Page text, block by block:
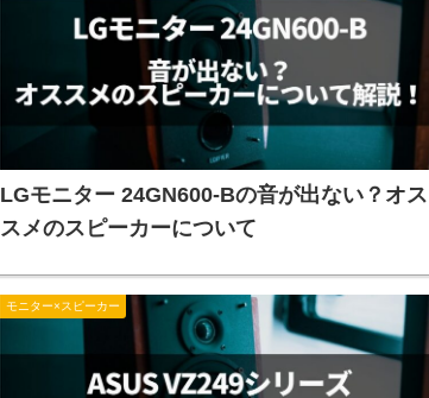
LGモニター 24GN600-Bの音が出ない？オス
スメのスピーカーについて
モニター×スピーカー